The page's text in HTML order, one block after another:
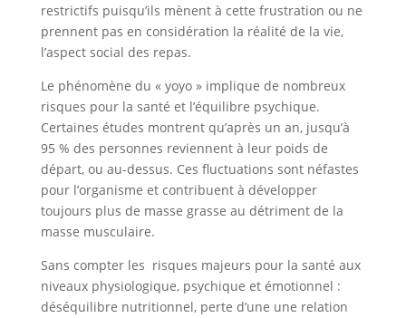
restrictifs puisqu’ils mènent à cette frustration ou ne
prennent pas en considération la réalité de la vie,
l’aspect social des repas.
Le phénomène du « yoyo » implique de nombreux
risques pour la santé et l’équilibre psychique.
Certaines études montrent qu’après un an, jusqu’à
95 % des personnes reviennent à leur poids de
départ, ou au-dessus. Ces fluctuations sont néfastes
pour l’organisme et contribuent à développer
toujours plus de masse grasse au détriment de la
masse musculaire.
Sans compter les risques majeurs pour la santé aux
niveaux physiologique, psychique et émotionnel :
déséquilibre nutritionnel, perte d’une une relation